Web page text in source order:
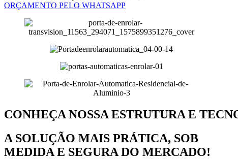
ORÇAMENTO PELO WHATSAPP
CONHEÇA NOSSA ESTRUTURA E
A SOLUÇÃO MAIS PRÁTICA, SOB
MEDIDA E SEGURA DO MERCADO!